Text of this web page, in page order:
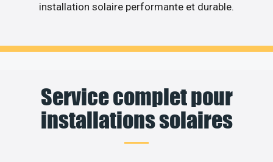
installation solaire performante et durable.
Service complet pour
installations solaires